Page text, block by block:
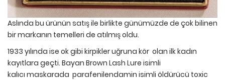
Aslında bu ürünün satış ile birlikte günümüzde de çok bilinen
bir markanın temelleri de atılmış oldu.
1933 yılında ise ok gibi kirpikler uğruna kör olan ilk kadın
kayıtlara geçti. Bayan Brown Lash Lure isimli
kalıcı maskarada parafenilendamin isimli öldürücü toxic